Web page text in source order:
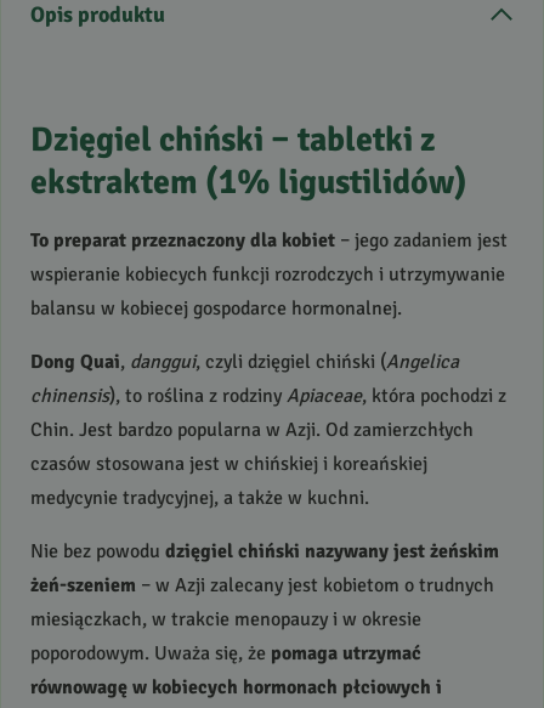
Opis produktu
Dzięgiel chiński – tabletki z
ekstraktem (1% ligustilidów)
To preparat przeznaczony dla kobiet – jego zadaniem jest
wspieranie kobiecych funkcji rozrodczych i utrzymywanie
balansu w kobiecej gospodarce hormonalnej.
Dong Quai, danggui, czyli dzięgiel chiński (Angelica
chinensis), to roślina z rodziny Apiaceae, która pochodzi z
Chin. Jest bardzo popularna w Azji. Od zamierzchłych
czasów stosowana jest w chińskiej i koreańskiej
medycynie tradycyjnej, a także w kuchni.
Nie bez powodu dzięgiel chiński nazywany jest żeńskim
żeń-szeniem – w Azji zalecany jest kobietom o trudnych
miesiączkach, w trakcie menopauzy i w okresie
poporodowym. Uważa się, że pomaga utrzymać
równowagę w kobiecych hormonach płciowych i